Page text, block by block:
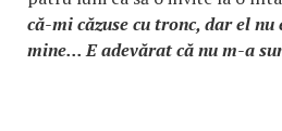
că-mi căzuse cu tronc, dar el
mine... E adevărat că nu m-a